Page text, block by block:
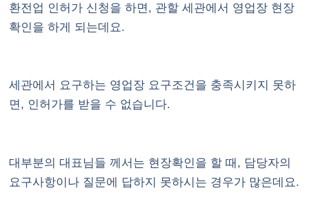
환전업 인허가 신청을 하면, 관할 세관에서 영업장 현장
확인을 하게 되는데요.
세관에서 요구하는 영업장 요구조건을 충족시키지 못하
면, 인허가를 받을 수 없습니다.
대부분의 대표님들 께서는 현장확인을 할 때, 담당자의
요구사항이나 질문에 답하지 못하시는 경우가 많은데요.